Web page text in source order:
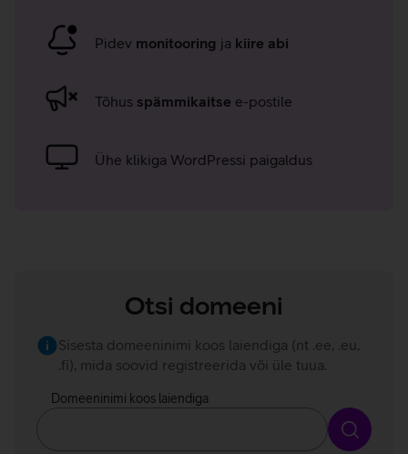
Pidev monitooring ja kiire abi
Tõhus spämmikaitse e-postile
Ühe klikiga WordPressi paigaldus
Otsi domeeni
Sisesta domeeninimi koos laiendiga (nt .ee, .eu,
.fi), mida soovid registreerida või üle tuua.
Domeeninimi koos laiendiga
Otsin